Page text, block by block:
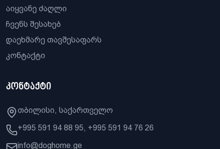
აიყვანე ძაღლი
ჩვენს შესახებ
დაეხმარე თავშესაფარს
კონტაქტი
კონტაქტი
თბილისი, საქართველო
+995 591 94 88 95, +995 591 94 76 26
info@doghome.ge